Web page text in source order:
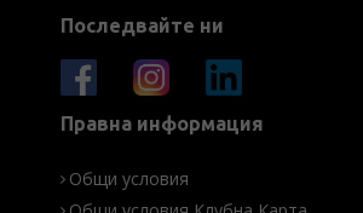
Последвайте ни
Правна информация
Общи условия